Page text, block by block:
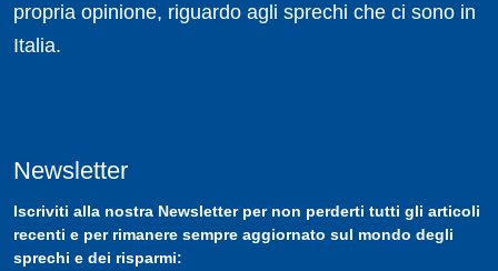
propria opinione, riguardo agli sprechi che ci sono in
Italia.
Newsletter
Iscriviti alla nostra Newsletterper non perderti tutti gli articoli
recenti e per rimanere sempre aggiornato sul mondo degli
sprechi e dei risparmi: